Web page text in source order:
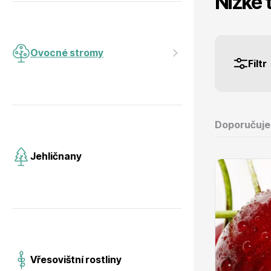
Nářadí,
Postřiky,
Filtr
Ovocné stromy
Jehličnany
Vřesovištní rostliny